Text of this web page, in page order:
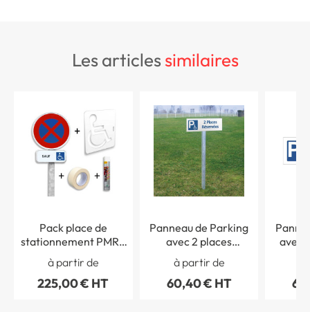
les articlessimilaires
Pack place de
stationnement PMR -
Panneaux routiers +
Pochoir
à partir de
225,00 € HT
Panneau de Parking
avec 2 places
Réservées aux
Handicapés - H 150 x L
450 mm - Alu dibond 3
à partir de
60,40 € HT
avec
450